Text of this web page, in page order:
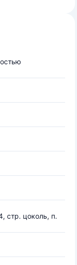
стр. цоколь, п.